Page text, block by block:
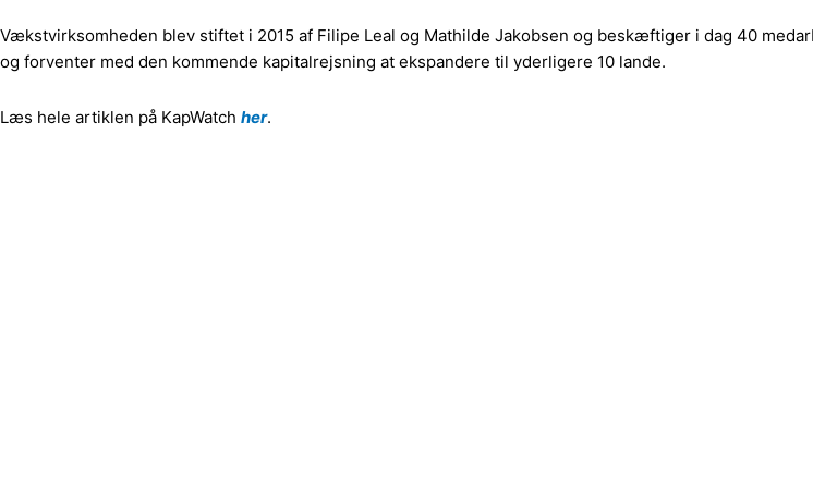
Vækstvirksomheden blev stiftet i 2015 af Filipe Leal og Mathilde Jakobsen og beskæftiger i dag 40
og forventer med den kommende kapitalrejsning at ekspandere til yderligere 10 lande.
Læs hele artiklen på KapWatch her.